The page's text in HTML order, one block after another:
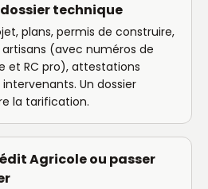
technique
plans, permis de construire,
artisans (avec numéros de
et RC pro), attestations
Un dossier
la tarification.
Agricole ou passer